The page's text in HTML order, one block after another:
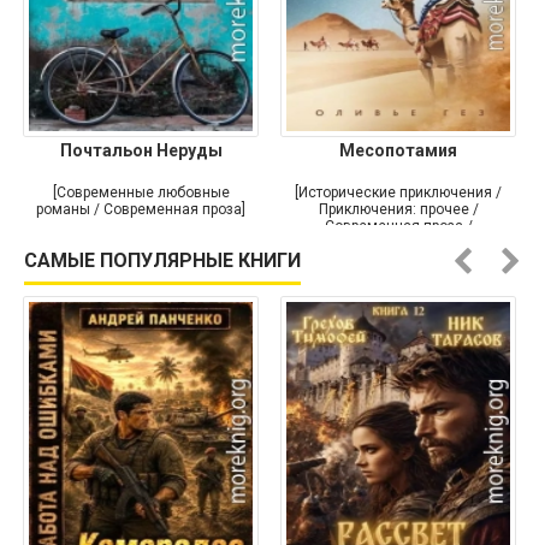
Почтальон Неруды
[Современные любовные
романы / Современная проза]
Месопотамия
[Исторические приключения /
Приключения: прочее /
Современная проза /
САМЫЕ ПОПУЛЯРНЫЕ КНИГИ